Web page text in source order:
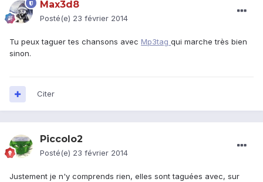
Max3d8
Posté(e) 23 février 2014
Tu peux taguer tes chansons avec Mp3tag qui marche très bien
sinon.
Citer
Piccolo2
Posté(e) 23 février 2014
Justement je n'y comprends rien, elles sont taguées avec, sur